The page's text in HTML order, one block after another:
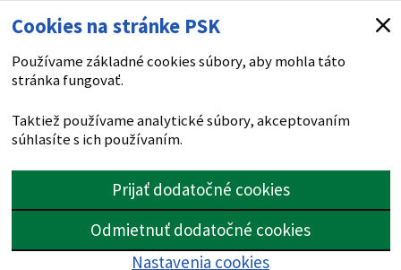
Cookies na stránke PSK
Používame základné cookies súbory, aby mohla táto
stránka fungovať.
Taktiež používame analytické súbory, akceptovaním
súhlasíte s ich používaním.
Prijať dodatočné cookies
Odmietnuť dodatočné cookies
Nastavenia cookies